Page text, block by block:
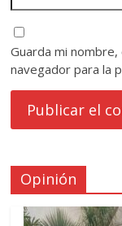
Guarda mi
navegador para la
Opinión